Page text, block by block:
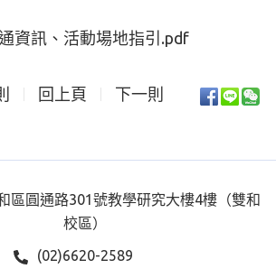
資訊、活動場地指引.pdf
回上頁 下一則
區圓通路301號教學研究大樓4樓（雙和
校區）
(02)6620-2589